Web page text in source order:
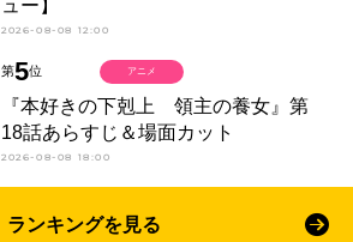
ュー】
2026-08-08 12:00
第5位
『本好きの下剋上 領主の養女』第
18話あらすじ＆場面カット
2026-08-08 18:00
アニメ
ランキングを見る